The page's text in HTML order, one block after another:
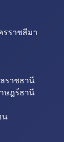
รราชสีมา
ราชธานี
ษฎร์ธานี
น